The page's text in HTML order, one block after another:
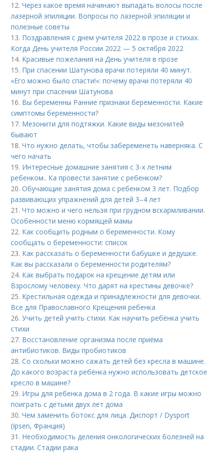
12.Через какое время начинают выпадать волосы после
лазерной эпиляции. Вопросы по лазерной эпиляции и
полезные советы
13. Поздравления с днем учителя 2022 в прозе и стихах.
Когда День учителя России 2022 — 5 октября 2022
14. Красивые пожелания на День учителя в прозе
15. При спасении Шатунова врачи потеряли 40 минут.
«Его можно было спасти!»: почему врачи потеряли 40
минут при спасении Шатунова
16. Вы беременны Ранние признаки беременности. Какие
симптомы беременности?
17. Мезонити для подтяжки. Какие виды мезонитей
бывают
18.Что нужно делать, чтобы забеременеть наверняка. С
чего начать
19. Интересные домашние занятия с 3-х летним
ребенком.. Ка провести занятие с ребенком?
20.Обучающие занятия дома с ребенком 3 лет. Подбор
развивающих упражнений для детей 3–4 лет
21.Что можно и чего нельзя при грудном вскармливании.
Особенности меню кормящей мамы
22. Как сообщить родным о беременности. Кому
сообщать о беременности: список
23. Как рассказать о беременности бабушке и дедушке.
Как вы рассказали о беременности родителям?
24. Как выбрать подарок на крещение детям или
Взрослому человеку. Что дарят на крестины девочке?
25. Крестильная одежда и принадлежности для девочки.
Все для Православного Крещения ребенка
26.Учить детей учить стихи. Как научить ребёнка учить
стихи
27. Восстановление организма после приёма
антибиотиков. Виды пробиотиков
28.Со скольки можно сажать детей без кресла в машине.
До какого возраста ребёнка нужно использовать детское
кресло в машине?
29. Игры для ребенка дома в 2 года. В какие игры можно
поиграть с детьми двух лет дома
30.Чем заменить ботокс для лица. Диспорт / Dysport
(Ipsen, Франция)
31. Необходимость деления онкологических болезней на
стадии. Стадии рака